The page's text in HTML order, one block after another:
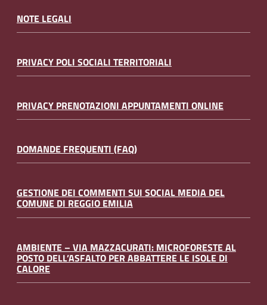
NOTE LEGALI
PRIVACY POLI SOCIALI TERRITORIALI
PRIVACY PRENOTAZIONI APPUNTAMENTI ONLINE
DOMANDE FREQUENTI (FAQ)
GESTIONE DEI COMMENTI SUI SOCIAL MEDIA DEL
COMUNE DI REGGIO EMILIA
AMBIENTE – VIA MAZZACURATI: MICROFORESTE AL
POSTO DELL’ASFALTO PER ABBATTERE LE ISOLE DI
CALORE